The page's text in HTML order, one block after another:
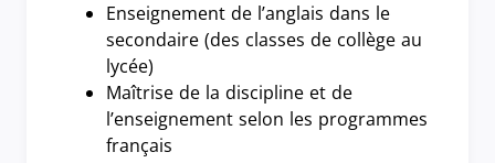
Enseignement de l’anglais dans le
secondaire (des classes de collège au
lycée)
Maîtrise de la discipline et de
l’enseignement selon les programmes
français